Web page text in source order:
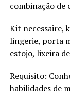
combinação de
Kit necessaire,
lingerie, porta
estojo, lixeira
Requisito:
habilidades de